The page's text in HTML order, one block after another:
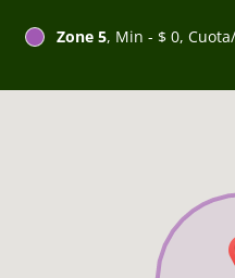
Zone 5, Min - $ 0,